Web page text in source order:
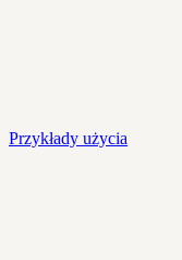
Przykłady użycia